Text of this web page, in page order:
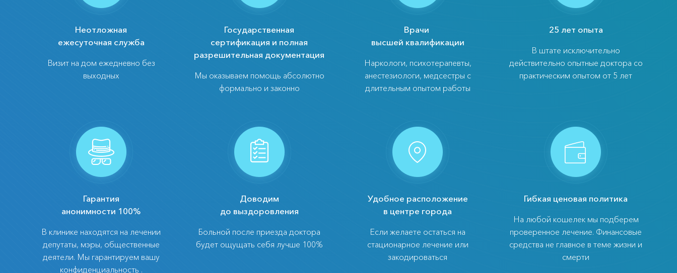
Неотложная
ежесуточная служба
Визит на дом ежедневно без
выходных
Государственная
сертификация и полная
разрешительная документация
Мы оказываем помощь абсолютно
формально и законно
Врачи
высшей квалификации
Наркологи, психотерапевты,
анестезиологи, медсестры с
длительным опытом работы
25 лет опыта
В штате исключительно
действительно опытные доктора со
практическим опытом от 5 лет
Гарантия
анонимности 100%
В клинике находятся на лечении
депутаты, мэры, общественные
деятели. Мы гарантируем вашу
конфиденциальность .
Доводим
до выздоровления
Больной после приезда доктора
будет ощущать себя лучше 100%
Удобное расположение
в центре города
Если желаете остаться на
стационарное лечение или
закодироваться
Гибкая ценовая политика
На любой кошелек мы подберем
проверенное лечение. Финансовые
средства не главное в теме жизни и
смерти